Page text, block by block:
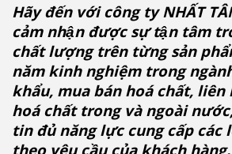
Hãy đến với công ty NHẤT
cảm nhận được sự tận tâm
chất lượng trên từng sản
năm kinh nghiệm trong
khẩu, mua bán hoá chất, liên
hoá chất trong và ngoài
tin đủ năng lực cung cấp các
theo yêu cầu của khách hàng.